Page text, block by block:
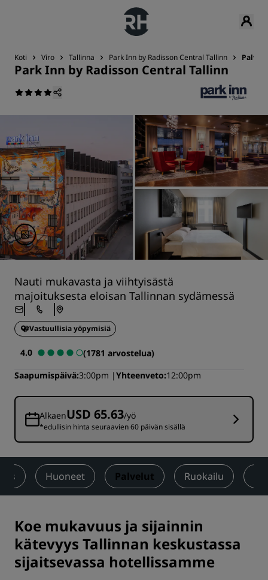
Koti Viro Tallinna Park Inn by Radisson Central Tallinn
Park Inn by Radisson Central Tallinn
Nauti mukavasta ja viihtyisästä
majoituksesta eloisan Tallinnan sydämessä
Vastuullisia yöpymisiä
4.0
(1781 arvostelua)
Saapumispäivä 3:00pm Yhteenveto 12:00pm
AlkaenUSD 65.63/yö
*edullisin hinta seuraavien 60 päivän sisällä
Huoneet Palvelut Ruokailu
Koe mukavuus ja sijainnin
kätevyys Tallinnan keskustassa
sijaitsevassa hotellissamme